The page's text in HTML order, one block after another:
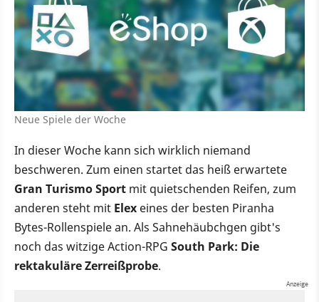
Neue Spiele der Woche
In dieser Woche kann sich wirklich niemand
beschweren. Zum einen startet das heiß erwartete
Gran Turismo Sport mit quietschenden Reifen, zum
anderen steht mit Elex eines der besten Piranha
Bytes-Rollenspiele an. Als Sahnehäubchgen gibt's
noch das witzige Action-RPG South Park: Die
rektakuläre Zerreißprobe.